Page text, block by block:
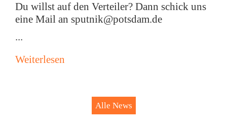
Du willst auf den Verteiler? Dann schick uns
eine Mail an sputnik@potsdam.de
...
Weiterlesen
Alle News